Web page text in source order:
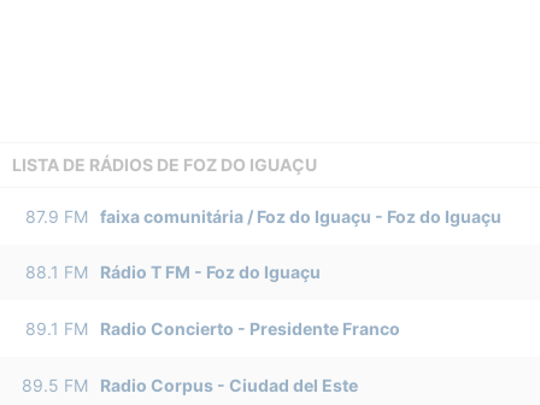
LISTA DE RÁDIOS DE FOZ DO IGUAÇU
87.9 FM faixa comunitária / Foz do Iguaçu - Foz do Iguaçu
88.1 FM Rádio T FM - Foz do Iguaçu
89.1 FM Radio Concierto - Presidente Franco
89.5 FM Radio Corpus- Ciudad del Este